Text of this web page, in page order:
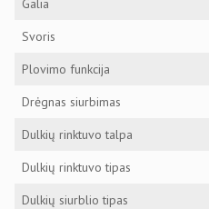
Galia
Svoris
Plovimo funkcija
Drėgnas siurbimas
Dulkių rinktuvo talpa
Dulkių rinktuvo tipas
Dulkių siurblio tipas